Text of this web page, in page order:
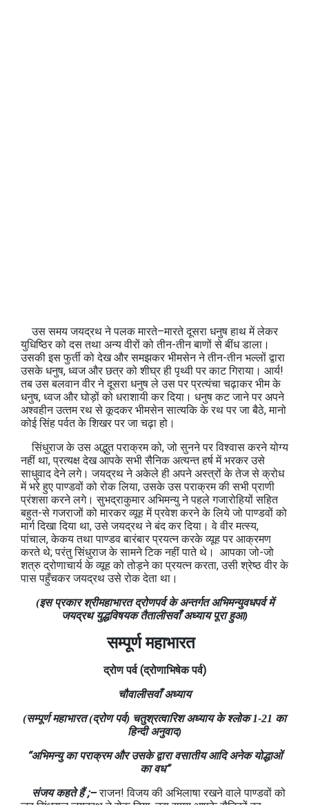
उस समय जयद्रथ ने पलक मारते–मारते दूसरा धनुष हाथ में लेकर
युधिष्ठिर को दस तथा अन्‍य वीरों को तीन-तीन बाणों से बींध डाला।
उसकी इस फुर्ती को देख और समझकर भीमसेन ने तीन-तीन भल्लों द्वारा
उसके धनुष, ध्वज और छत्र को शीघ्र ही पृथ्‍वी पर काट गिराया। आर्य!
तब उस बलवान वीर ने दूसरा धनुष ले उस पर प्रत्‍यंचा चढ़ाकर भीम के
धनुष, ध्वज और घोड़ों को धराशायी कर दिया। धनुष कट जाने पर अपने
अश्वहीन उत्‍तम रथ से कूदकर भीमसेन सात्‍यकि के रथ पर जा बैठे, मानो
कोई सिंह पर्वत के शिखर पर जा चढ़ा हो।
सिंधुराज के उस अद्भुत पराक्रम को, जो सुनने पर विश्‍वास करने योग्‍य
नहीं था, प्रत्‍यक्ष देख आपके सभी सैनिक अत्‍यन्‍त हर्ष में भरकर उसे
साधुवाद देने लगे। जयद्रथ ने अकेले ही अपने अस्त्रों के तेज से क्रोध
में भरे हुए पाण्‍डवों को रोक लिया, उसके उस पराक्रम की सभी प्राणी
प्रंशसा करने लगे। सुभद्राकुमार अभिमन्‍यु ने पहले गजारोहियों सहित
बहुत-से गजराजों को मारकर व्‍यूह में प्रवेश करने के लिये जो पाण्‍डवों को
मार्ग दिखा दिया था, उसे जयद्रथ ने बंद कर दिया। वे वीर मत्स्य,
पांचाल, केकय तथा पाण्‍डव बारंबार प्रयत्‍न करके व्‍यूह पर आक्रमण
करते थे; परंतु सिंधुराज के सामने टिक नहीं पाते थे। आपका जो-जो
शत्रु द्रोणाचार्य के व्‍यूह को तोड़ने का प्रयत्‍न करता, उसी श्रेष्‍ठ वीर के
पास पहुँचकर जयद्रथ उसे रोक देता था।
(इस प्रकार श्रीमहाभारत द्रोणपर्व के अन्‍तर्गत अभिमन्‍युवधपर्व में
जयद्रथ युद्धविषयक तैतालीसवाँ अध्‍याय पूरा हुआ)
सम्पूर्ण महाभारत
द्रोणपर्व(द्रोणाभिषेक पर्व)
चौवालीसवाँ अध्याय
(सम्पूर्ण महाभारत (द्रोण पर्व) चतुश्रत्‍वारिश अध्याय के श्लोक 1-21 का
हिन्दी अनुवाद)
“अभिमन्‍यु का पराक्रम और उसके द्वारा वसातीय आदि अनेक योद्धाओं
का वध”
संजय कहते हैं ;–राजन! विजय की अभिलाषा रखने वाले पाण्‍डवों को